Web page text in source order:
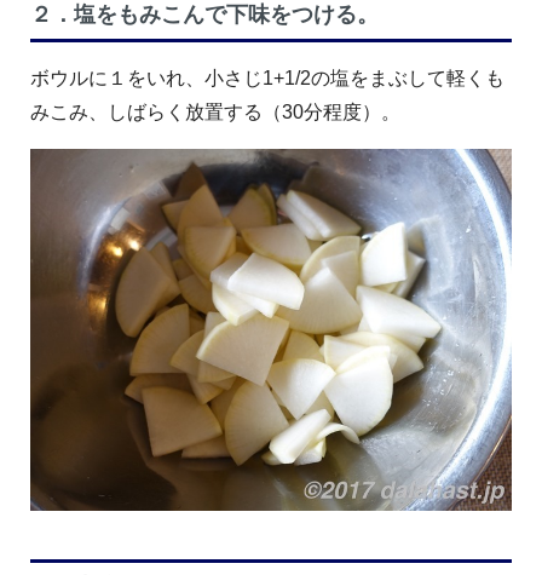
２．塩をもみこんで下味をつける。
ボウルに１をいれ、小さじ1+1/2の塩をまぶして軽くも
みこみ、しばらく放置する（30分程度）。